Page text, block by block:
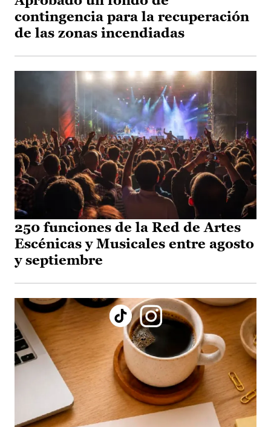
contingencia para la recuperación
de las zonas incendiadas
250 funciones de la Red de Artes
Escénicas y Musicales entre agosto
y septiembre